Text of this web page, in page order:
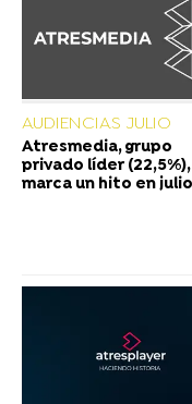
AUDIENCIAS JULIO
Atresmedia, grupo
privado líder (22,5%),
marca un hito en julio